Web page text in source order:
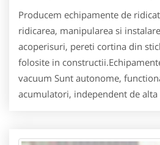
Producem echipamente de
ridicarea, manipularea si
acoperisuri, pereti cortina din
folosite in
vacuum Sunt autonome,
acumulatori, independent de alta